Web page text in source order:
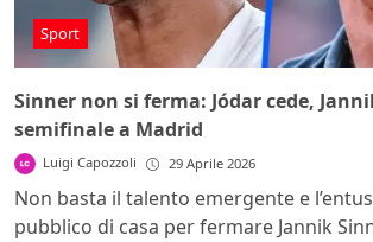
Sport
Sinner non si ferma: Jódar cede,
semifinale a Madrid
Luigi Capozzoli 29 Aprile 2026
Non basta il talento emergente e
pubblico di casa per fermare Jannik